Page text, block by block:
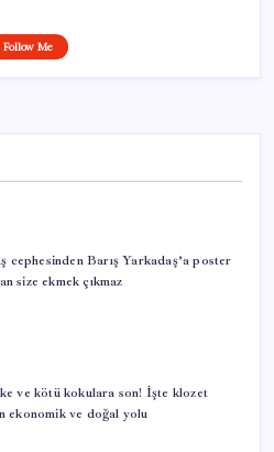
Follow Me
cephesinden Barış Yarkadaş’a poster
size ekmek çıkmaz
ve kötü kokulara son! İşte klozet
ekonomik ve doğal yolu